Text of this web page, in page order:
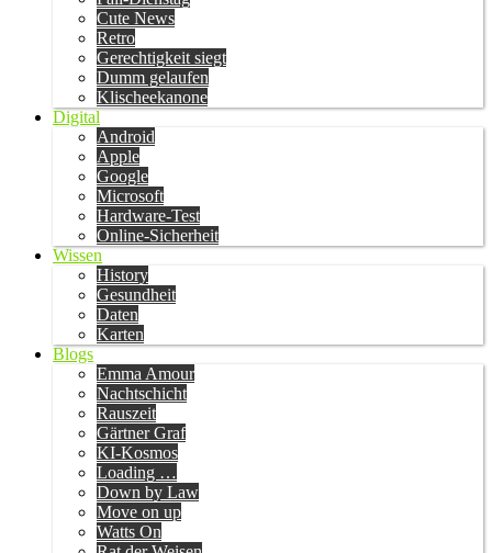
Cute News
Retro
Gerechtigkeit siegt
Dumm gelaufen
Klischeekanone
Digital
Android
Apple
Google
Microsoft
Hardware-Test
Online-Sicherheit
Wissen
History
Gesundheit
Daten
Karten
Blogs
Emma Amour
Nachtschicht
Rauszeit
Gärtner Graf
KI-Kosmos
Loading …
Down by Law
Move on up
Watts On